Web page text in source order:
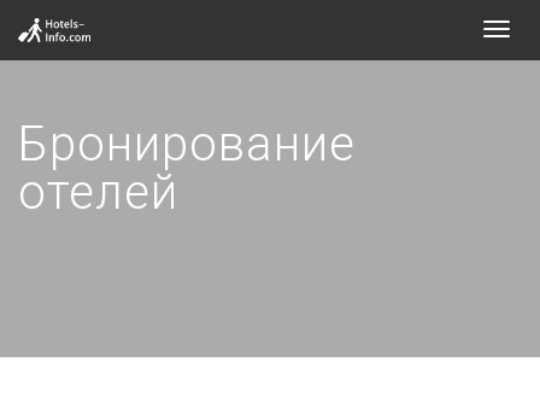
Бронирование
отелей